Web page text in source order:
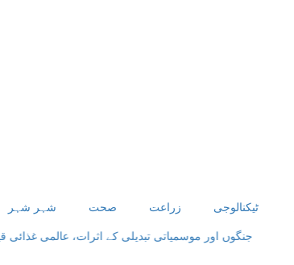
شہر شہر صحت زراعت ٹیکنالوجی
جنگوں اور موسمیاتی تبدیلی کے اثرات، عالمی غذائی قیمتیں